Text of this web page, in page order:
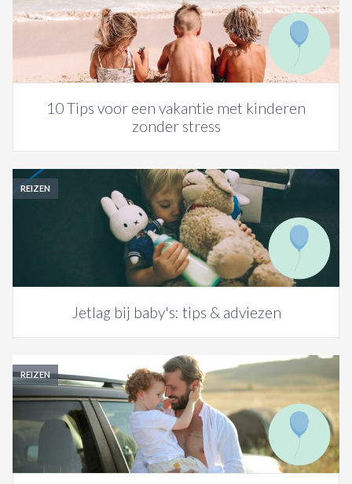
10 Tips voor een vakantie met kinderen
zonder stress
REIZEN
Jetlag bij baby's: tips & adviezen
REIZEN